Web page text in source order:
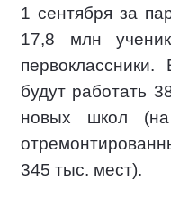
1 сентября за
17,8 млн
будут работать
новых школ
345 тыс. мест).